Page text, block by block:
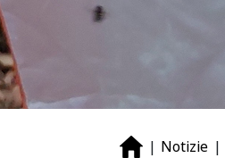
Notizie